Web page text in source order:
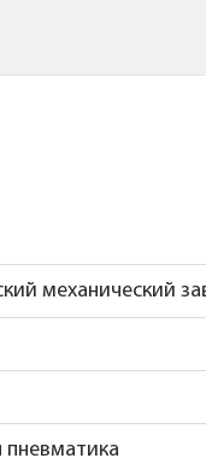
механический
пневматика